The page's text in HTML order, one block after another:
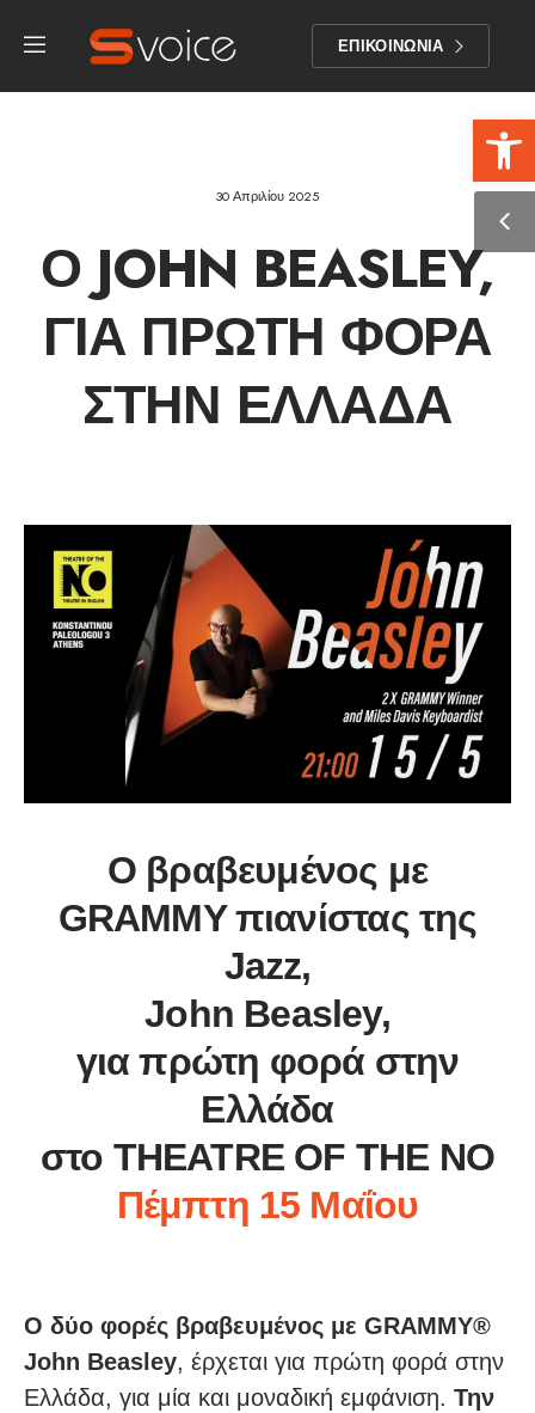
ΕΠΙΚΟΙΝΩΝΙΑ
30 Απριλίου 2025
Ο JOHN BEASLEY,
ΓΙΑ ΠΡΏΤΗ ΦΟΡΆ
ΣΤΗΝ ΕΛΛΆΔΑ
Ο βραβευμένος με
GRAMMY πιανίστας της
Jazz,
John Beasley,
για πρώτη φορά στην
Ελλάδα
στο THEATRE OF THE NO
Πέμπτη 15 Μαΐου
Ο δύο φορές βραβευμένος με GRAMMY®
John Beasley, έρχεται για πρώτη φορά στην
Ελλάδα, για μία και μοναδική εμφάνιση. Την